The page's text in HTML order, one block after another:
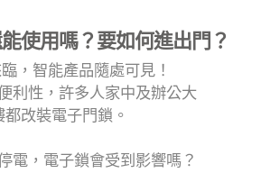
使用嗎？要如何進出門？
，智能產品隨處可見！
利性，許多人家中及辦公大
都改裝電子門鎖。
電，電子鎖會受到影響嗎？